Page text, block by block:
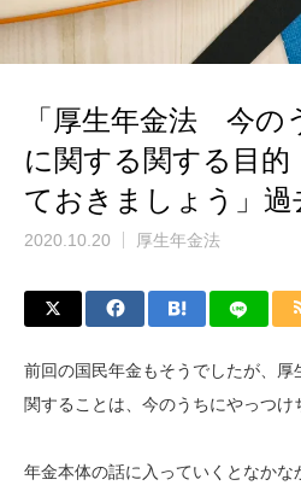
「厚生年金法 今の
に関する関する目的
ておきましょう」過
2020.10.20 厚生年金法
前回の国民年金もそうでしたが、厚
関することは、今のうちにやっつけ
年金本体の話に入っていくとなかな